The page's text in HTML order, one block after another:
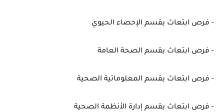
- فرص ابتعاث بقسم الإحصاء الحيوي
- فرص ابتعاث بقسم الصحة العامة
- فرص ابتعاث بقسم المعلوماتية الصحية
- فرص ابتعاث بقسم إدارة الأنظمة الصحية